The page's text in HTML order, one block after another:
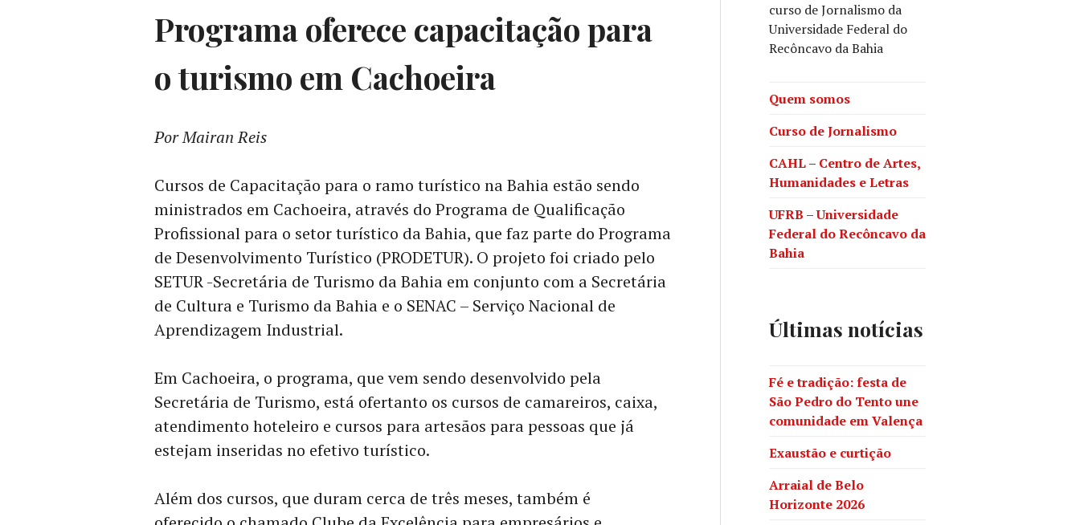
Programa oferece capacitação para
o turismo em Cachoeira
Por Mairan Reis
Cursos de Capacitação para o ramo turístico na Bahia estão sendo
ministrados em Cachoeira, através do Programa de Qualificação
Profissional para o setor turístico da Bahia, que faz parte do Programa
de Desenvolvimento Turístico (PRODETUR). O projeto foi criado pelo
SETUR -Secretária de Turismo da Bahia em conjunto com a Secretária
de Cultura e Turismo da Bahia e o SENAC – Serviço Nacional de
Aprendizagem Industrial.
Em Cachoeira, o programa, que vem sendo desenvolvido pela
Secretária de Turismo, está ofertanto os cursos de camareiros, caixa,
atendimento hoteleiro e cursos para artesãos para pessoas que já
estejam inseridas no efetivo turístico.
Além dos cursos, que duram cerca de três meses, também é
curso de Jornalismo da
Universidade Federal do
Recôncavo da Bahia
Quem somos
Curso de Jornalismo
CAHL – Centro de Artes,
Humanidades e Letras
UFRB – Universidade
Federal do Recôncavo da
Bahia
Últimas notícias
Fé e tradição: festa de
São Pedro do Tento une
comunidade em Valença
Exaustão e curtição
Arraial de Belo
Horizonte 2026